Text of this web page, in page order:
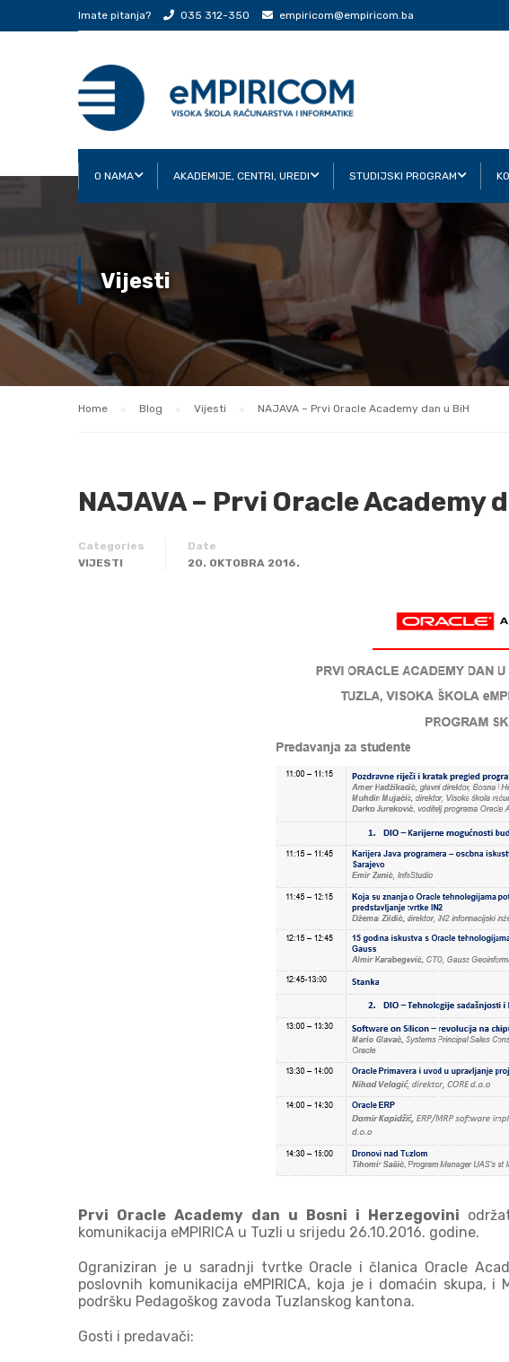
Imate pitanja? 035 312-350 empiricom@empiricom.ba
O NAMA AKADEMIJE, CENTRI, UREDI STUDIJSKI PROGRAM
Vijesti
Home Blog Vijesti NAJAVA – Prvi Oracle Academy dan u BiH
NAJAVA – Prvi Oracle Academy
Categories
VIJESTI
Date
20. OKTOBRA 2016.
Prvi Oracle Academy dan u Bosni i Herzegovini
komunikacija eMPIRICA u Tuzli u srijedu 26.10.2016. godine.
Ograniziran je u saradnji tvrtke Oracle i članica Oracle
poslovnih komunikacija eMPIRICA, koja je i domaćin skupa, i
podršku Pedagoškog zavoda Tuzlanskog kantona.
Gosti i predavači: